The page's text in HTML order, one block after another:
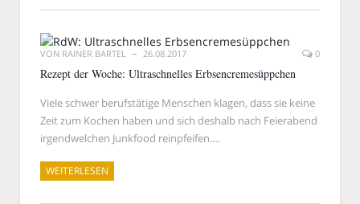
VON RAINER BARTEL 26.08.2017 0
Rezept der Woche: Ultraschnelles Erbsencremesüppchen
Viele schwer berufstätige Menschen klagen, dass sie keine
Zeit zum Kochen haben und sich deshalb nach Feierabend
irgendwelchen Junkfood reinpfeifen.…
WEITERLESEN